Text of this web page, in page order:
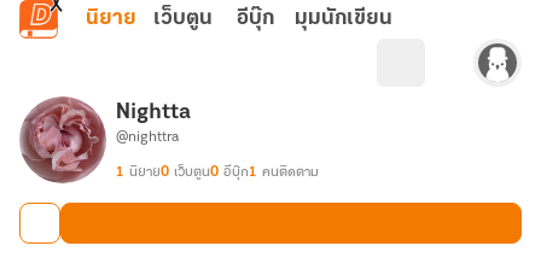
ข้ามไปยังเนื้อหาหลัก
นิยาย เว็บตูน อีบุ๊ก มุมนักเขียน
Nightta
@nighttra
1 นิยาย0 เว็บตูน0 อีบุ๊ก1 คนติดตาม